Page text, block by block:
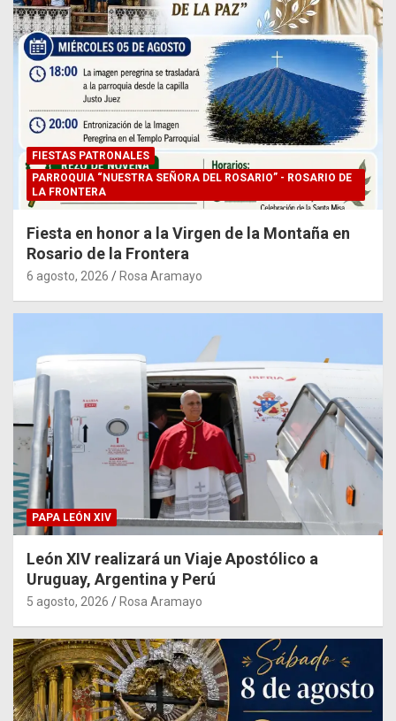
FIESTAS PATRONALES
PARROQUIA “NUESTRA SEÑORA DEL ROSARIO” - ROSARIO DE
LA FRONTERA
Fiesta en honor a la Virgen de la Montaña en
Rosario de la Frontera
6 agosto, 2026 Rosa Aramayo
PAPA LEÓN XIV
León XIV realizará un Viaje Apostólico a
Uruguay, Argentina y Perú
5 agosto, 2026 Rosa Aramayo